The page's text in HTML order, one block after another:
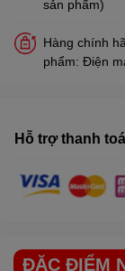
sản phẩm)
Hàng chính
phẩm: Điện
Hỗ trợ thanh
ĐẶC ĐIỂM